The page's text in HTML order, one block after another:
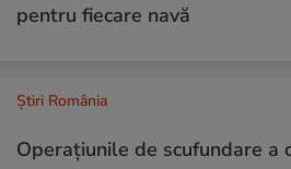
pentru fiecare navă
Știri România
Operațiunile de scufundare a